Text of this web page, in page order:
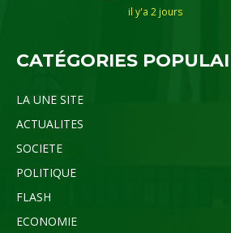
il y'a 2 jours
CATÉGORIES
LA UNE SITE
ACTUALITES
SOCIETE
POLITIQUE
FLASH
ECONOMIE